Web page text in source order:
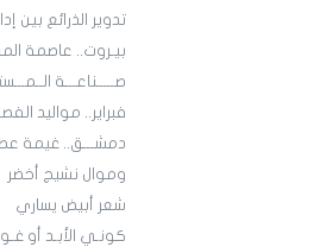
تدوير الذرائع بين
بيـروت.. عاصمة
صـــــناعـــة
فبراير.. مواليد
دمشـــق.. غيمة
وموال نشيج أخضر
شعر أبيض يساري
كونـي الأبـد أو